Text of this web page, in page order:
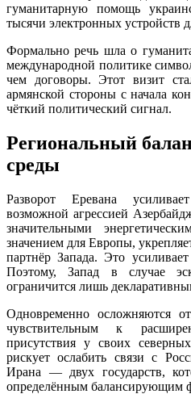
гуманитарную помощь
тысячи электронных устройств
Формально речь шла о
международной политике
чем договоры. Этот визит
армянской стороны с начала
чёткий политический сигнал.
Региональный
среды
Разворот Еревана
возможной агрессией
значительными
значением для Европы,
партнёр Запада. Это
Поэтому, Запад в случае
ограничится лишь
Одновременно осложняются
чувствительным к
присутствия у своих
рискует ослабить связи с
Ирана — двух государств,
определённым балансирующим